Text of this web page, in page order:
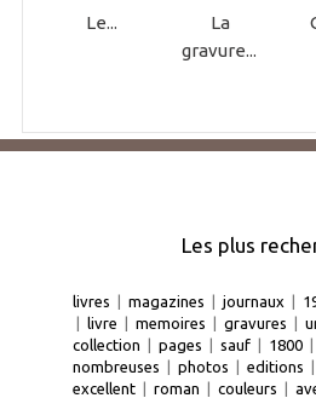
Le...
La
gravure...
Les plus
livres | magazines | journaux |
| livre | memoires | gravures |
collection | pages | sauf | 1800 |
nombreuses | photos | editions |
excellent | roman | couleurs |